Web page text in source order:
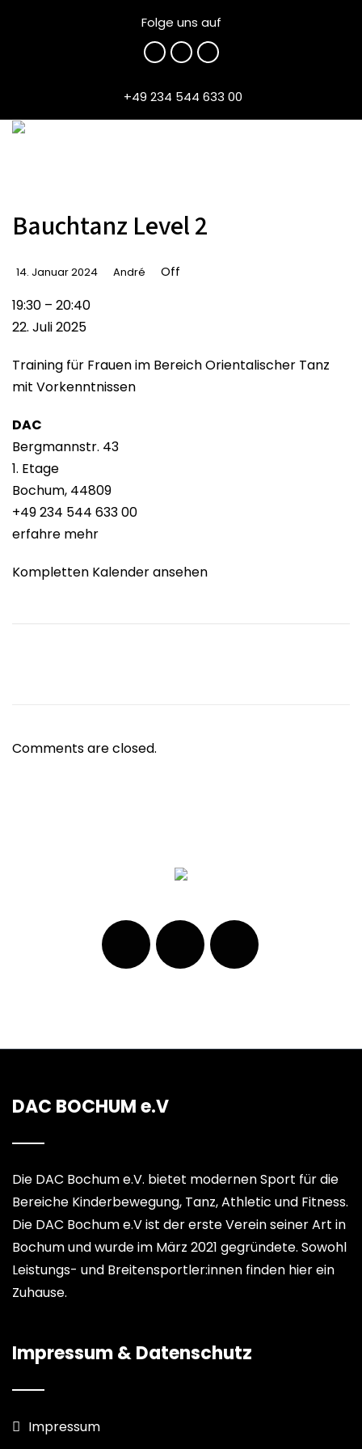
Folge uns auf
+49 234 544 633 00
Bauchtanz Level 2
14. Januar 2024 André Off
Bauchtanz
Level
19:30 – 20:40
22. Juli 2025
Training für Frauen im Bereich Orientalischer Tanz
mit Vorkenntnissen
DAC
Bergmannstr. 43
1. Etage
Bochum, 44809
+49 234 544 633 00
erfahre mehr
Kompletten Kalender ansehen
Comments are closed.
DAC BOCHUM e.V
Die DAC Bochum e.V. bietet modernen Sport für die
Bereiche Kinderbewegung, Tanz, Athletic und Fitness.
Die DAC Bochum e.V ist der erste Verein seiner Art in
Bochum und wurde im März 2021 gegründete. Sowohl
Leistungs- und Breitensportler:innen finden hier ein
Zuhause.
Impressum & Datenschutz
Impressum